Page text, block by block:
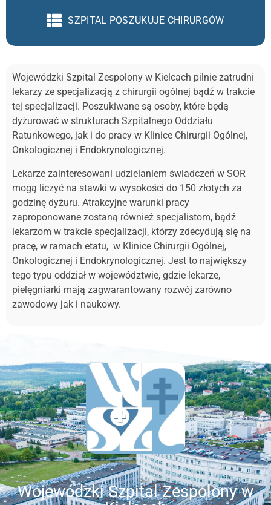
SZPITAL POSZUKUJE CHIRURGÓW
Wojewódzki Szpital Zespolony w Kielcach pilnie zatrudni
lekarzy ze specjalizacją z chirurgii ogólnej bądź w trakcie
tej specjalizacji. Poszukiwane są osoby, które będą
dyżurować w strukturach Szpitalnego Oddziału
Ratunkowego, jak i do pracy w Klinice Chirurgii Ogólnej,
Onkologicznej i Endokrynologicznej.
Lekarze zainteresowani udzielaniem świadczeń w SOR
mogą liczyć na stawki w wysokości do 150 złotych za
godzinę dyżuru. Atrakcyjne warunki pracy
zaproponowane zostaną również specjalistom, bądź
lekarzom w trakcie specjalizacji, którzy zdecydują się na
pracę, w ramach etatu, w Klinice Chirurgii Ogólnej,
Onkologicznej i Endokrynologicznej. Jest to największy
tego typu oddział w województwie, gdzie lekarze,
pielęgniarki mają zagwarantowany rozwój zarówno
zawodowy jak i naukowy.
Wojewódzki Szpital Zespolony w